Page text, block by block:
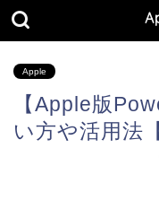
Apple
【Apple版
い方や活用法